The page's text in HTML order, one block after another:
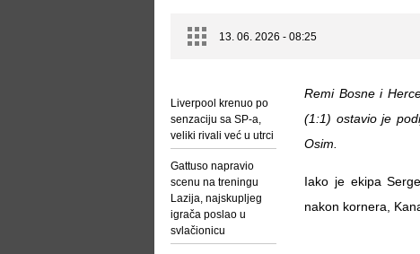
13. 06. 2026 - 08:25
Liverpool krenuo po
senzaciju sa SP-a,
veliki rivali već u utrci
Gattuso napravio
scenu na treningu
Lazija, najskupljeg
igrača poslao u
svlačionicu
Remi Bosne i
(1:1) ostavio je
Osim.
Iako je ekipa
nakon kornera,